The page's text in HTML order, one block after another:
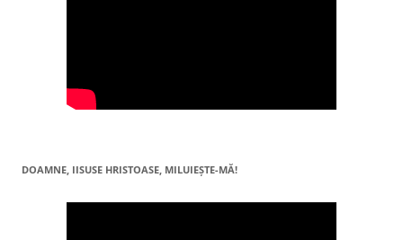
DOAMNE, IISUSE HRISTOASE, MILUIEŞTE-MĂ!